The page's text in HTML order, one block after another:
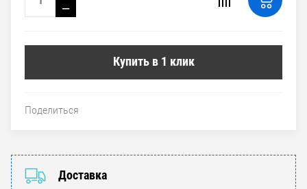
−
Купить в 1 клик
Поделиться
Доставка